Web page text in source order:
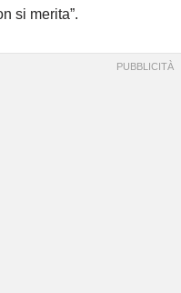
si merita”.